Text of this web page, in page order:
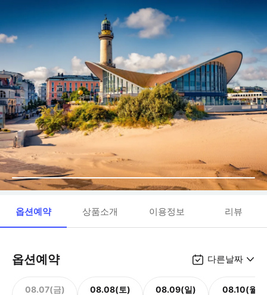
옵션예약 상품소개 이용정보 리뷰
옵션예약 다른날짜
08.07(금) 08.08(토) 08.09(일) 08.10(월)